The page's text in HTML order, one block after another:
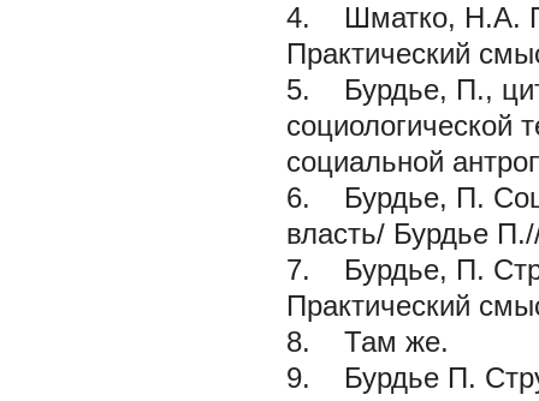
4. Шматко, Н.А.
Практический
5. Бурдье, П.,
социальной
6. Бурдье, П.
власть/ Бурдье
7. Бурдье, П.
Практический
8. Там же.
9. Бурдье П.